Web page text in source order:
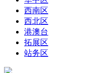
西南区
西北区
港澳台
拓展区
站务区